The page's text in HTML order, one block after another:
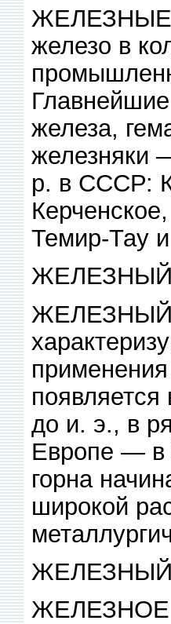
ЖЕЛЕЗНЫЕ
железо в
железа,
железняки
р. в СССР:
Темир-Тау
ЖЕЛЕЗНЫЙ
ЖЕЛЕЗНЫЙ
до и. э., в
Европе — в
горна
широкой
ЖЕЛЕЗНЫЙ